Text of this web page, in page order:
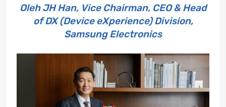
Oleh JH Han, Vice Chairman, CEO & Head
of DX (Device eXperience) Division,
Samsung Electronics